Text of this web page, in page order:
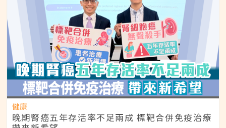
健康
晚期腎癌五年存活率不足兩成 標靶合併免疫治療